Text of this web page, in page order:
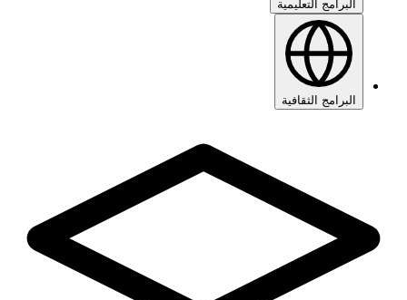
البرامج التعليمية
البرامج الثقافية